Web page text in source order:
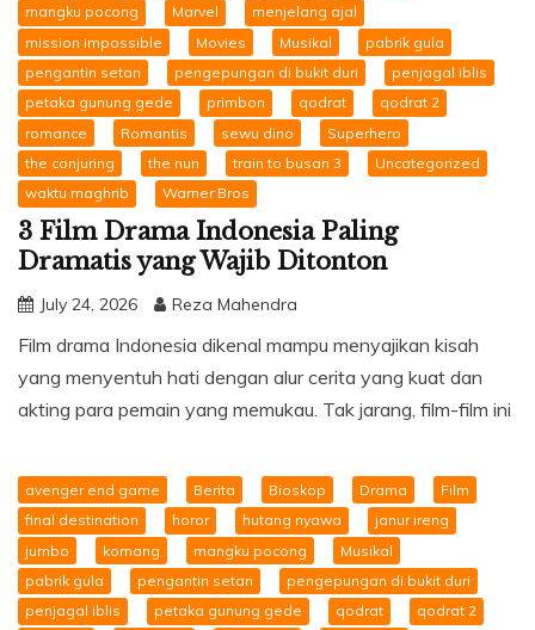
mangku pocong
Marvel
menjelang ajal
mission impossible
Movies Musikal
pabrik gula
pengantin setan
pengepungan di bukit duri
penjagal iblis
petaka gunung gede
primbon qodrat
qodrat 2
romance
Romantis sewu dino
Superhero
the conjuring
the nun train to busan 3
Uncategorized
waktu maghrib
Warner Bros
3 Film Drama Indonesia Paling
Dramatis yang Wajib Ditonton
July 24, 2026 Reza Mahendra
Film drama Indonesia dikenal mampu menyajikan kisah
yang menyentuh hati dengan alur cerita yang kuat dan
akting para pemain yang memukau. Tak jarang, film-film ini
avenger end game Berita Bioskop Drama
Film
final destination
horor hutang nyawa
janur ireng
jumbo
komang mangku pocong
Musikal
pabrik gula
pengantin setan
pengepungan di bukit duri
penjagal iblis
petaka gunung gede qodrat
qodrat 2